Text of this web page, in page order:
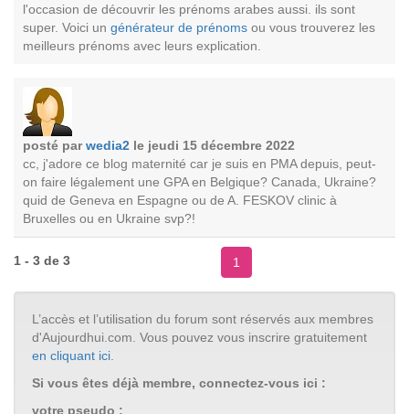
l'occasion de découvrir les prénoms arabes aussi. ils sont
super. Voici un générateur de prénoms ou vous trouverez les
meilleurs prénoms avec leurs explication.
posté parwedia2 le jeudi 15 décembre 2022
cc, j'adore ce blog maternité car je suis en PMA depuis, peut-
on faire légalement une GPA en Belgique? Canada, Ukraine?
quid de Geneva en Espagne ou de A. FESKOV clinic à
Bruxelles ou en Ukraine svp?!
1 - 3 de 3 1
L’accès et l’utilisation du forum sont réservés aux membres
d'Aujourdhui.com. Vous pouvez vous inscrire gratuitement
en cliquant ici.
Si vous êtes déjà membre, connectez-vous ici :
votre pseudo :